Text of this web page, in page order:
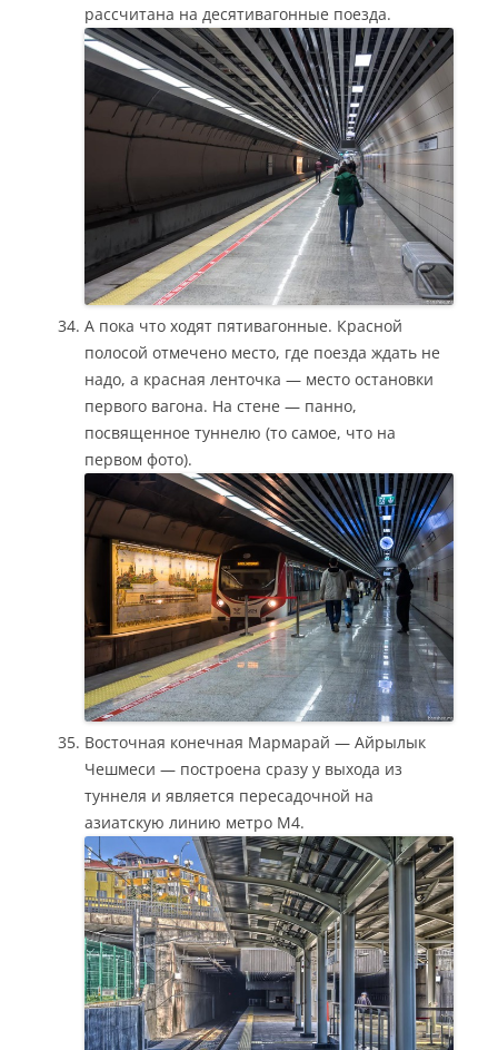
рассчитана на десятивагонные поезда.
А пока что ходят пятивагонные. Красной
полосой отмечено место, где поезда ждать не
надо, а красная ленточка — место остановки
первого вагона. На стене — панно,
посвященное туннелю (то самое, что на
первом фото).
Восточная конечная Мармарай — Айрылык
Чешмеси — построена сразу у выхода из
туннеля и является пересадочной на
азиатскую линию метро М4.